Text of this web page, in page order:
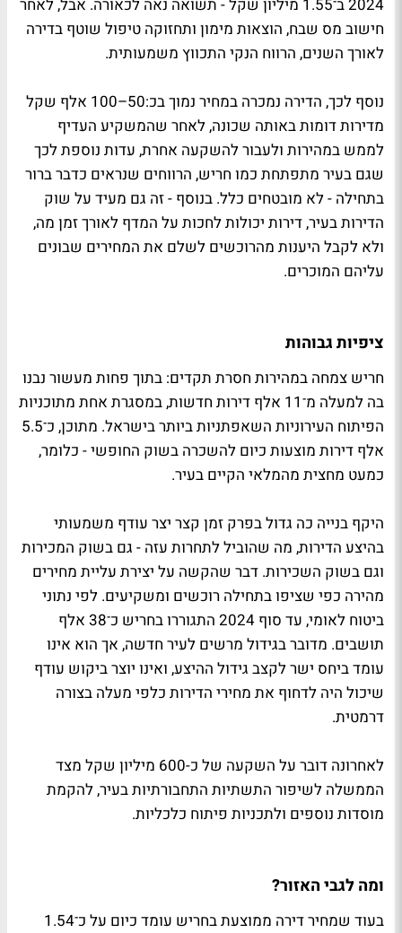
2024 ב־1.55 מיליון שקל - תשואה נאה לכאורה. אבל, לאחר
חישוב מס שבח, הוצאות מימון ותחזוקה טיפול שוטף בדירה
לאורך השנים, הרווח הנקי התכווץ משמעותית.
נוסף לכך, הדירה נמכרה במחיר נמוך בכ:50–100 אלף שקל
מדירות דומות באותה שכונה, לאחר שהמשקיע העדיף
לממש במהירות ולעבור להשקעה אחרת, עדות נוספת לכך
שגם בעיר מתפתחת כמו חריש, הרווחים שנראים כדבר ברור
בתחילה - לא מובטחים כלל. בנוסף - זה גם מעיד על שוק
הדירות בעיר, דירות יכולות לחכות על המדף לאורך זמן מה,
ולא לקבל היענות מהרוכשים לשלם את המחירים שבונים
עליהם המוכרים.
ציפיות גבוהות
חריש צמחה במהירות חסרת תקדים: בתוך פחות מעשור נבנו
בה למעלה מ־11 אלף דירות חדשות, במסגרת אחת מתוכניות
הפיתוח העירוניות השאפתניות ביותר בישראל. מתוכן, כ־5.5
אלף דירות מוצעות כיום להשכרה בשוק החופשי - כלומר,
כמעט מחצית מהמלאי הקיים בעיר.
היקף בנייה כה גדול בפרק זמן קצר יצר עודף משמעותי
בהיצע הדירות, מה שהוביל לתחרות עזה - גם בשוק המכירות
וגם בשוק השכירות. דבר שהקשה על יצירת עליית מחירים
מהירה כפי שציפו בתחילה רוכשים ומשקיעים. לפי נתוני
ביטוח לאומי, עד סוף 2024 התגוררו בחריש כ־38 אלף
תושבים. מדובר בגידול מרשים לעיר חדשה, אך הוא אינו
עומד ביחס ישר לקצב גידול ההיצע, ואינו יוצר ביקוש עודף
שיכול היה לדחוף את מחירי הדירות כלפי מעלה בצורה
דרמטית.
לאחרונה דובר על השקעה של כ-600 מיליון שקל מצד
הממשלה לשיפור התשתיות התחבורתיות בעיר, להקמת
מוסדות נוספים ולתכניות פיתוח כלכליות.
ומה לגבי האזור?
בעוד שמחיר דירה ממוצעת בחריש עומד כיום על כ־1.54